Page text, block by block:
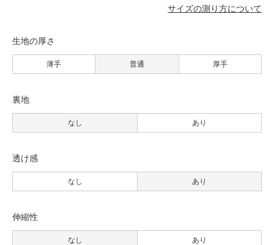
サイズの測り方について
生地の厚さ
薄手 普通 厚手
裏地
なし あり
透け感
なし あり
伸縮性
なし あり